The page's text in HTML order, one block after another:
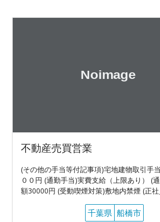
不動産売買営業
(その他の手当等付記事項)宅地建物取引手
００円 (通勤手当)実費支給（上限あり） (
額30000円 (受動喫煙対策)敷地内禁煙 (正
千葉県 船橋市